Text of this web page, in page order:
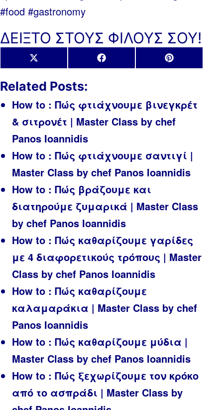
#food #gastronomy
ΔΕΙΞΤΟ ΣΤΟΥΣ ΦΙΛΟΥΣ ΣΟΥ!
Share
on
X
(Twitter)
Share
on
Facebook
Share
on
Pinterest
Related Posts:
How to : Πώς φτιάχνουμε βινεγκρέτ
& σιτρονέτ | Master Class by chef
Panos Ioannidis
How to : Πώς φτιάχνουμε σαντιγί |
Master Class by chef Panos Ioannidis
How to : Πώς βράζουμε και
διατηρούμε ζυμαρικά | Master Class
by chef Panos Ioannidis
How to : Πώς καθαρίζουμε γαρίδες
με 4 διαφορετικούς τρόπους | Master
Class by chef Panos Ioannidis
How to : Πώς καθαρίζουμε
καλαμαράκια | Master Class by chef
Panos Ioannidis
How to : Πώς καθαρίζουμε μύδια |
Master Class by chef Panos Ioannidis
How to : Πώς ξεχωρίζουμε τον κρόκο
από το ασπράδι | Master Class by